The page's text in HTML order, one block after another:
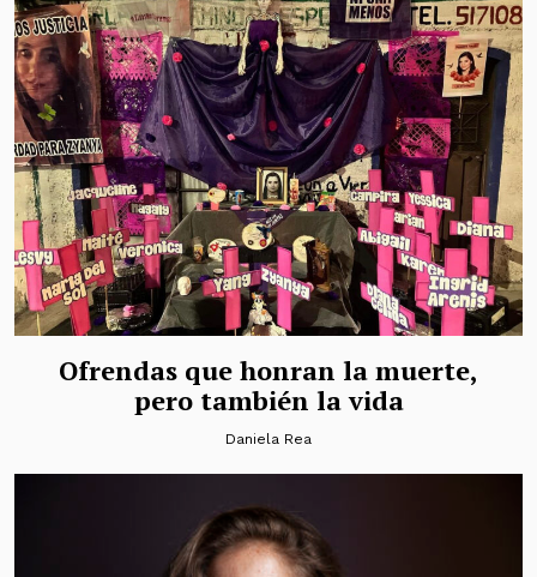
Ofrendas que honran la muerte,
pero también la vida
Daniela Rea